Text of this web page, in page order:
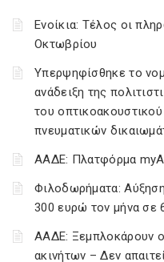
Ενοίκια: Τέλος οι
Οκτωβρίου
Υπερψηφίσθηκε το
ανάδειξη της
του
πνευματικών
ΑΑΔΕ: Πλατφόρμα
Φιλοδωρήματα:
300 ευρώ τον μήνα σε
ΑΑΔΕ: Ξεμπλοκάρουν
ακινήτων – Δεν